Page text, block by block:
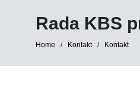
Rada KBS
Home / Kontakt/ Kontakt